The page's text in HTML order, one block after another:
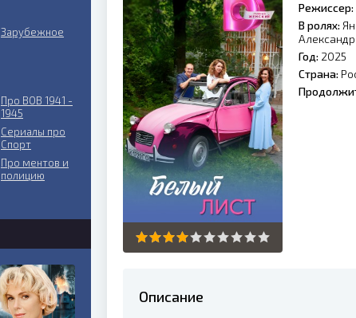
Режиссер:
В ролях:
Год: 2025
Страна:
Описание
Зарубежное
Пpo ВОВ 1941 -
1945
Сериалы про
Спорт
Про ментов и
полицию